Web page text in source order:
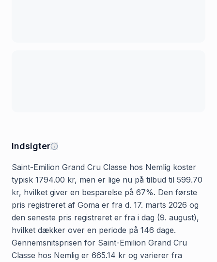
Indsigter
Saint-Emilion Grand Cru Classe hos Nemlig koster
typisk 1794.00 kr, men er lige nu på tilbud til 599.70
kr, hvilket giver en besparelse på 67%. Den første
pris registreret af Goma er fra d. 17. marts 2026 og
den seneste pris registreret er fra i dag (9. august),
hvilket dækker over en periode på 146 dage.
Gennemsnitsprisen for Saint-Emilion Grand Cru
Classe hos Nemlig er 665.14 kr og varierer fra